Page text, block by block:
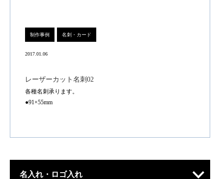
制作事例 名刺・カード
2017.01.06
レーザーカット名刺02
各種名刺承ります。
●91×55mm
名入れ・ロゴ入れ